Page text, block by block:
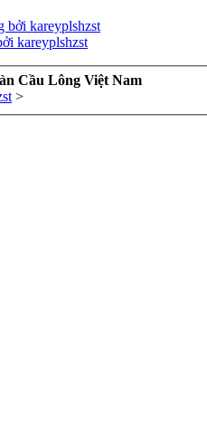
bởi kareyplshzst
kareyplshzst
Cầu Lông Việt Nam
>